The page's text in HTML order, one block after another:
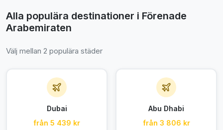
Alla populära destinationer i Förenade
Arabemiraten
Välj mellan 2 populära städer
Dubai
från 5 439 kr
Abu Dhabi
från 3 806 kr